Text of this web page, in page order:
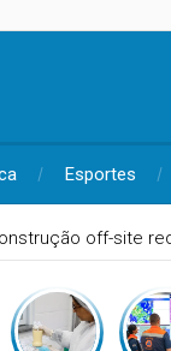
Esportes
Paulista